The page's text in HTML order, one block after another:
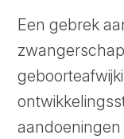
Een gebrek
aandoeningen